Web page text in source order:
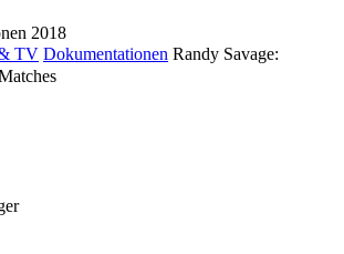
2018
TV Dokumentationen Randy Savage: